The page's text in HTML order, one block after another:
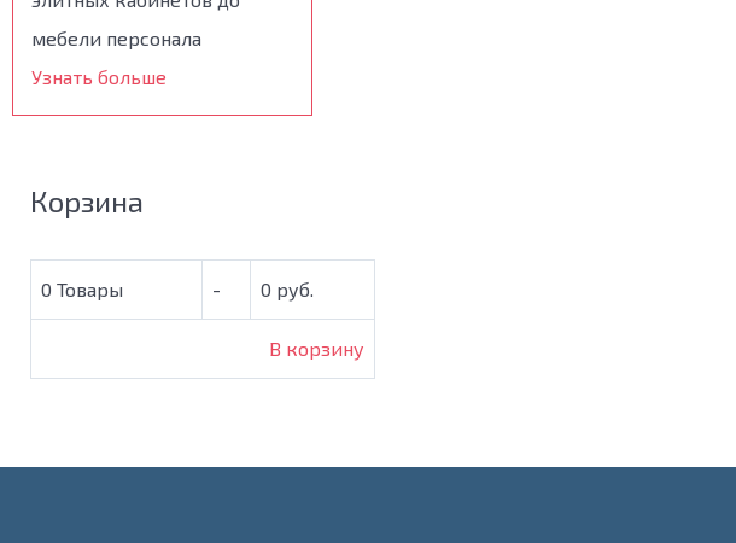
мебели персонала
Узнать больше
Корзина
0 Товары - 0 руб.
В корзину